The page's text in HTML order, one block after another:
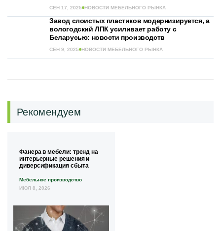
СЕН 17, 2025 НОВОСТИ МЕБЕЛЬНОГО РЫНКА
Завод слоистых пластиков модернизируется, а
вологодский ЛПК усиливает работу с
Беларусью: новости производств
СЕН 9, 2025 НОВОСТИ МЕБЕЛЬНОГО РЫНКА
Рекомендуем
Фанера в мебели: тренд на
интерьерные решения и
диверсификация сбыта
Мебельное производство
ИЮЛ 8, 2026